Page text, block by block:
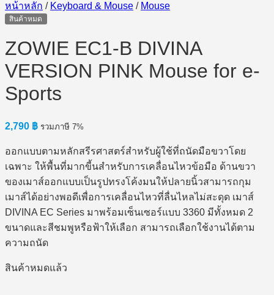
หน้าหลัก / Keyboard & Mouse / Mouse
สินค้าหมด
ZOWIE EC1-B DIVINA
VERSION PINK Mouse for e-
Sports
2,790 ฿ รวมภาษี 7%
ออกแบบตามหลักสรีรศาสตร์สำหรับผู้ใช้ที่ถนัดมือขวาโดย
เฉพาะ ให้พื้นที่มากขี้นสำหรับการเคลื่อนไหวข้อมือ ด้านขวา
ของเมาส์ออกแบบเป็นรูปทรงโค้งมนให้ปลายนิ้วสามารถกุม
เมาส์ได้อย่างพอดีเพื่อการเคลื่อนไหวที่ลื่นไหลไม่สะดุด เมาส์
DIVINA EC Series มาพร้อมเซ็นเซอร์แบบ 3360 มีทั้งหมด 2
ขนาดและสีชมพูหรือฟ้าให้เลือก สามารถเลือกใช้งานได้ตาม
ความถนัด
สินค้าหมดแล้ว